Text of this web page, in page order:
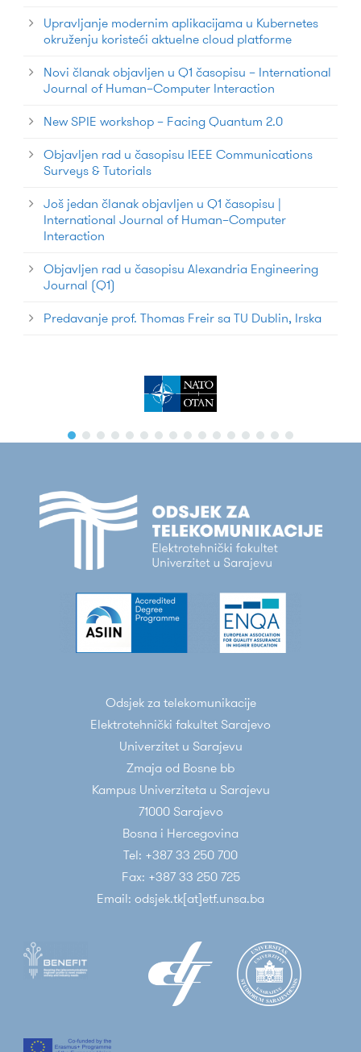
Upravljanje modernim aplikacijama u Kubernetes
okruženju koristeći aktuelne cloud platforme
Novi članak objavljen u Q1 časopisu – International
Journal of Human–Computer Interaction
New SPIE workshop – Facing Quantum 2.0
Objavljen rad u časopisu IEEE Communications
Surveys & Tutorials
Još jedan članak objavljen u Q1 časopisu |
International Journal of Human–Computer
Interaction
Objavljen rad u časopisu Alexandria Engineering
Journal (Q1)
Predavanje prof. Thomas Freir sa TU Dublin, Irska
Odsjek za telekomunikacije
Elektrotehnički fakultet Sarajevo
Univerzitet u Sarajevu
Zmaja od Bosne bb
Kampus Univerziteta u Sarajevu
71000 Sarajevo
Bosna i Hercegovina
Tel: +387 33 250 700
Fax: +387 33 250 725
Email: odsjek.tk[at]etf.unsa.ba